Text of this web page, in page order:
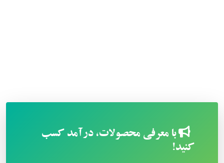
با معرفی محصولات، درآمد کسب
کنید!